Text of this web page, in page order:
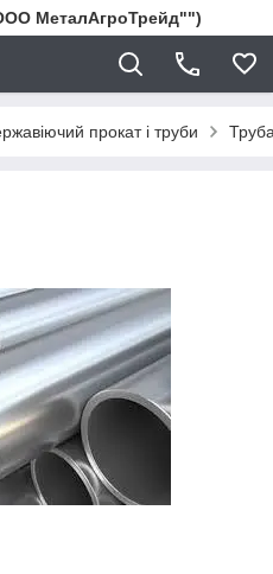
МеталАгроТрейд"")
прокат і труби